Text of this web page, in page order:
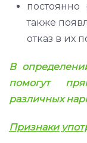
постоянно
также
отказ в их
В
помогут
различных
Признаки